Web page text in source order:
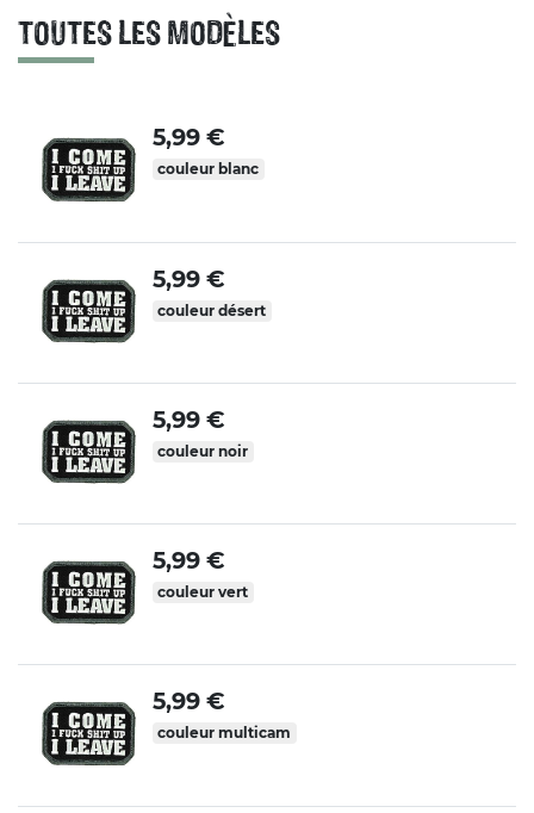
TOUTES LES MODÈLES
5,99 €
couleur blanc
5,99 €
couleur désert
5,99 €
couleur noir
5,99 €
couleur vert
5,99 €
couleur multicam